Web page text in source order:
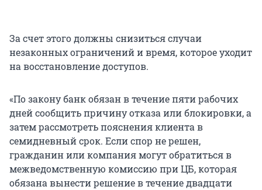
За счет этого должны снизиться случаи
незаконных ограничений и время, которое уходит
на восстановление доступов.
«По закону банк обязан в течение пяти рабочих
дней сообщить причину отказа или блокировки, а
затем рассмотреть пояснения клиента в
семидневный срок. Если спор не решен,
гражданин или компания могут обратиться в
межведомственную комиссию при ЦБ, которая
обязана вынести решение в течение двадцати